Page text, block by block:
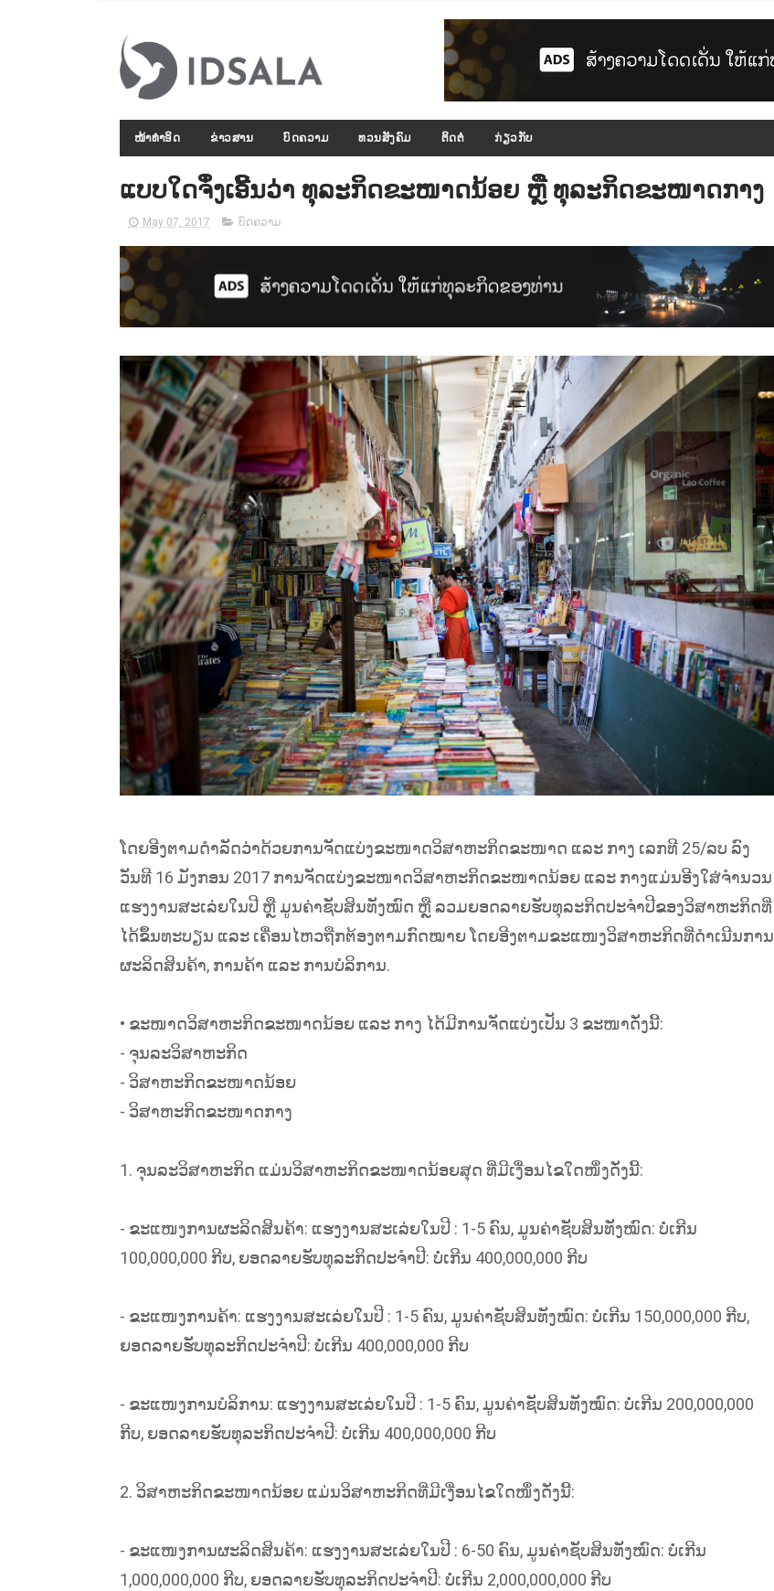
ໜ້າທຳອິດ ຂ່າວສານ ບົດຄວາມ ທວນສັງຄົມ ຕິດຕໍ່ ກ່ຽວກັບ
ແບບໃດຈຶ່ງເອີ້ນວ່າ ທຸລະກິດຂະໜາດນ້ອຍ ຫຼື ທຸລະກິດຂະໜາດກາງ
May 07, 2017 ບົດຄວາມ
ໂດຍອີງຕາມດຳລັດວ່າດ້ວຍການຈັດແບ່ງຂະໜາດວິສາຫະກິດຂະໜາດ ແລະ ກາງ ເລກທີ 25/ລບ ລົງ
ວັນທີ 16 ມັງກອນ 2017 ການຈັດແບ່ງຂະໜາດວິສາຫະກິດຂະໜາດນ້ອຍ ແລະ ກາງແມ່ນອີງໃສ່ຈຳນວນ
ແຮງງານສະເລ່ຍໃນປີ ຫຼື ມູນຄ່າຊັບສິນທັງໝົດ ຫຼື ລວມຍອດລາຍຮັບທຸລະກິດປະຈຳປີຂອງວິສາຫະກິດທີ່
ໄດ້ຂຶ້ນທະບຽນ ແລະ ເຄື່ອນໄຫວຖືກຕ້ອງຕາມກົດໝາຍ ໂດຍອີງຕາມຂະແໜງວິສາຫະກິດທີ່ດຳເນີນການ
ຜະລິດສິນຄ້າ, ການຄ້າ ແລະ ການບໍລິການ.
• ຂະໜາດວິສາຫະກິດຂະໜາດນ້ອຍ ແລະ ກາງ ໄດ້ມີການຈັດແບ່ງເປັນ 3 ຂະໜາດັ່ງນີ້:
- ຈຸນລະວິສາຫະກິດ
- ວິສາຫະກິດຂະໜາດນ້ອຍ
- ວິສາຫະກິດຂະໜາດກາງ
1. ຈຸນລະວິສາຫະກິດ ແມ່ນວິສາຫະກິດຂະໜາດນ້ອຍສຸດ ທີ່ມີເງື່ອນໄຂໃດໜຶ່ງດັ່ງນີ້:
- ຂະແໜງການຜະລິດສິນຄ້າ: ແຮງງານສະເລ່ຍໃນປີ : 1-5 ຄົນ, ມູນຄ່າຊັບສິນທັງໝົດ: ບໍ່ເກີນ
100,000,000 ກີບ, ຍອດລາຍຮັບທຸລະກິດປະຈຳປີ: ບໍ່ເກີນ 400,000,000 ກີບ
- ຂະແໜງການຄ້າ: ແຮງງານສະເລ່ຍໃນປີ : 1-5 ຄົນ, ມູນຄ່າຊັບສິນທັງໝົດ: ບໍ່ເກີນ 150,000,000 ກີບ,
ຍອດລາຍຮັບທຸລະກິດປະຈຳປີ: ບໍ່ເກີນ 400,000,000 ກີບ
- ຂະແໜງການບໍລິການ: ແຮງງານສະເລ່ຍໃນປີ : 1-5 ຄົນ, ມູນຄ່າຊັບສິນທັງໝົດ: ບໍ່ເກີນ 200,000,000
ກີບ, ຍອດລາຍຮັບທຸລະກິດປະຈຳປີ: ບໍ່ເກີນ 400,000,000 ກີບ
2. ວິສາຫະກິດຂະໜາດນ້ອຍ ແມ່ນວິສາຫະກິດທີ່ມີເງື່ອນໄຂໃດໜຶ່ງດັ່ງນີ້:
- ຂະແໜງການຜະລິດສິນຄ້າ: ແຮງງານສະເລ່ຍໃນປີ : 6-50 ຄົນ, ມູນຄ່າຊັບສິນທັງໝົດ: ບໍ່ເກີນ
1,000,000,000 ກີບ, ຍອດລາຍຮັບທຸລະກິດປະຈຳປີ: ບໍ່ເກີນ 2,000,000,000 ກີບ